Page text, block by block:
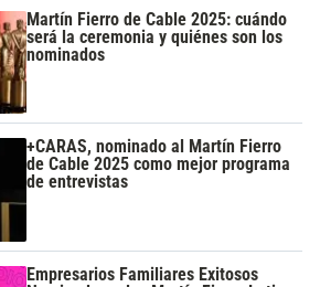
Martín Fierro de Cable 2025: cuándo
será la ceremonia y quiénes son los
nominados
+CARAS, nominado al Martín Fierro
de Cable 2025 como mejor programa
de entrevistas
Empresarios Familiares Exitosos